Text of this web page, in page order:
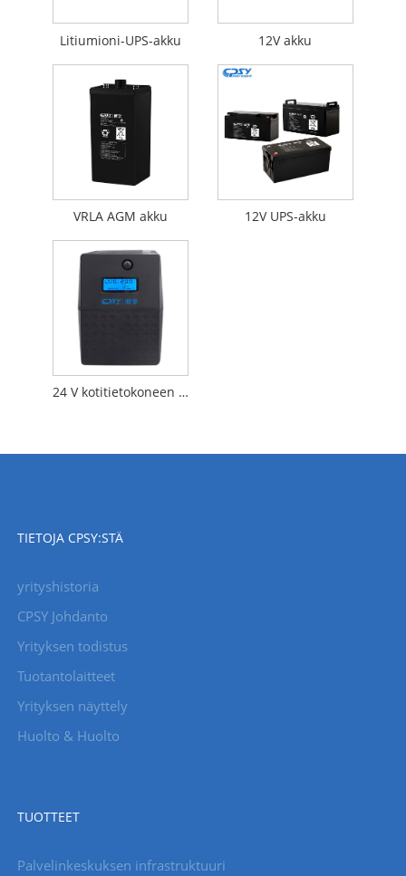
Litiumioni-UPS-akku 12V akku
VRLA AGM akku 12V UPS-akku
24 V kotitietokoneen UPS
TIETOJA CPSY:STÄ
yrityshistoria
CPSY Johdanto
Yrityksen todistus
Tuotantolaitteet
Yrityksen näyttely
Huolto & Huolto
TUOTTEET
Palvelinkeskuksen infrastruktuuri